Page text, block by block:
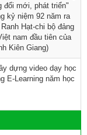
đổi mới, phát triển"
kỷ niệm 92 năm ra
Hạt-chi bộ đảng
nam đầu tiên của
Kiên Giang)
dựng video dạy học
E-Learning năm học